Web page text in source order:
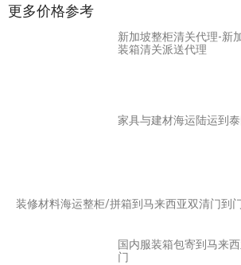
更多价格参考
新加坡整柜清关代理-新
装箱清关派送代理
家具与建材海运陆运到
装修材料海运整柜/拼箱到马来西亚双清门到
国内服装箱包寄到马来
门